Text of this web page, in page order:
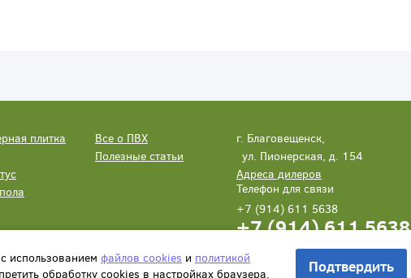
плитка
Все о ПВХ
Полезные статьи
г. Благовещенск,
ул. Пионерская, д. 154
Адреса дилеров
Телефон для связи
+7 (914) 611 5638
+7 (914) 611 5638
Написать нам Заказать звонок
использованием файлов cookies и политикой
обработку сookies в настройках браузера. Подтвердить